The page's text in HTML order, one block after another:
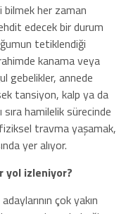
her zaman
edecek bir durum
tetiklendiği
kanama veya
gebelikler, annede
tansiyon, kalp ya da
hamilelik sürecinde
travma yaşamak,
yer alıyor.
yol izleniyor?
çok yakın